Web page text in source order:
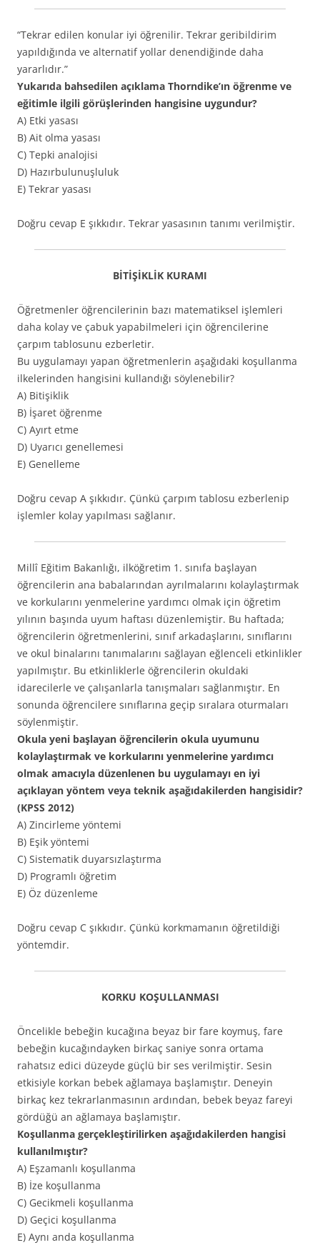
“Tekrar edilen konular iyi öğrenilir. Tekrar geribildirim
yapıldığında ve alternatif yollar denendiğinde daha
yararlıdır.”
Yukarıda bahsedilen açıklama Thorndike’ın öğrenme ve
eğitimle ilgili görüşlerinden hangisine uygundur?
A) Etki yasası
B) Ait olma yasası
C) Tepki analojisi
D) Hazırbulunuşluluk
E) Tekrar yasası
Doğru cevap E şıkkıdır. Tekrar yasasının tanımı verilmiştir.
BİTİŞİKLİK KURAMI
Öğretmenler öğrencilerinin bazı matematiksel işlemleri
daha kolay ve çabuk yapabilmeleri için öğrencilerine
çarpım tablosunu ezberletir.
Bu uygulamayı yapan öğretmenlerin aşağıdaki koşullanma
ilkelerinden hangisini kullandığı söylenebilir?
A) Bitişiklik
B) İşaret öğrenme
C) Ayırt etme
D) Uyarıcı genellemesi
E) Genelleme
Doğru cevap A şıkkıdır. Çünkü çarpım tablosu ezberlenip
işlemler kolay yapılması sağlanır.
Millî Eğitim Bakanlığı, ilköğretim 1. sınıfa başlayan
öğrencilerin ana babalarından ayrılmalarını kolaylaştırmak
ve korkularını yenmelerine yardımcı olmak için öğretim
yılının başında uyum haftası düzenlemiştir. Bu haftada;
öğrencilerin öğretmenlerini, sınıf arkadaşlarını, sınıflarını
ve okul binalarını tanımalarını sağlayan eğlenceli etkinlikler
yapılmıştır. Bu etkinliklerle öğrencilerin okuldaki
idarecilerle ve çalışanlarla tanışmaları sağlanmıştır. En
sonunda öğrencilere sınıflarına geçip sıralara oturmaları
söylenmiştir.
Okula yeni başlayan öğrencilerin okula uyumunu
kolaylaştırmak ve korkularını yenmelerine yardımcı
olmak amacıyla düzenlenen bu uygulamayı en iyi
açıklayan yöntem veya teknik aşağıdakilerden hangisidir?
(KPSS 2012)
A) Zincirleme yöntemi
B) Eşik yöntemi
C) Sistematik duyarsızlaştırma
D) Programlı öğretim
E) Öz düzenleme
Doğru cevap C şıkkıdır. Çünkü korkmamanın öğretildiği
yöntemdir.
KORKU KOŞULLANMASI
Öncelikle bebeğin kucağına beyaz bir fare koymuş, fare
bebeğin kucağındayken birkaç saniye sonra ortama
rahatsız edici düzeyde güçlü bir ses verilmiştir. Sesin
etkisiyle korkan bebek ağlamaya başlamıştır. Deneyin
birkaç kez tekrarlanmasının ardından, bebek beyaz fareyi
gördüğü an ağlamaya başlamıştır.
Koşullanma gerçekleştirilirken aşağıdakilerden hangisi
kullanılmıştır?
A) Eşzamanlı koşullanma
B) İze koşullanma
C) Gecikmeli koşullanma
D) Geçici koşullanma
E) Aynı anda koşullanma